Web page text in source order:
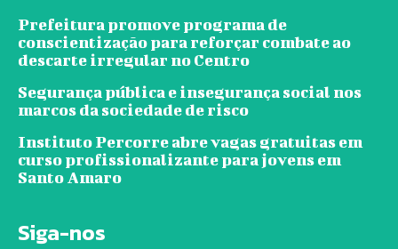
Prefeitura promove programa de
conscientização para reforçar combate ao
descarte irregular no Centro
Segurança pública e insegurança social nos
marcos da sociedade de risco
Instituto Percorre abre vagas gratuitas em
curso profissionalizante para jovens em
Santo Amaro
Siga-nos